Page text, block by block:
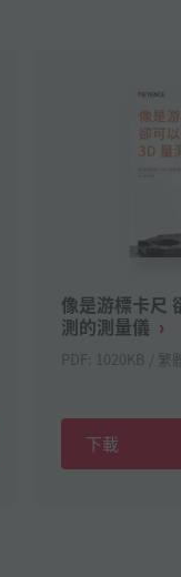
像是游標卡尺
測的測量儀
PDF: 1020KB / 繁
下載